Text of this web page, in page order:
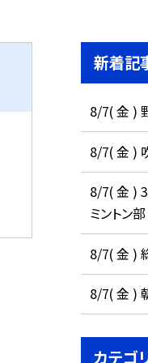
新着記
8/7( 金 )
8/7( 金 )
8/7( 金 )
ミントン部
8/7( 金 )
8/7( 金 )
カテゴ